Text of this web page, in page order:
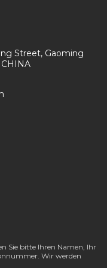
Street, Gaoming
CHINA
Sie bitte Ihren Namen, Ihr
Wir werden